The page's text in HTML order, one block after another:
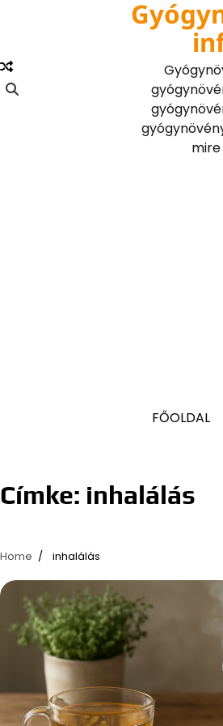
mire
FŐOLDAL
Címke: inhalálás
Home inhalálás